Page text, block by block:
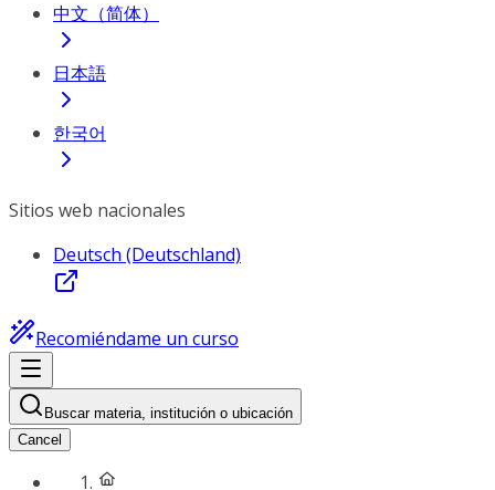
中文（简体）
日本語
한국어
Sitios web nacionales
Deutsch (Deutschland)
Recomiéndame un curso
Buscar materia, institución o ubicación
Cancel